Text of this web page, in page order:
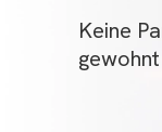
Keine